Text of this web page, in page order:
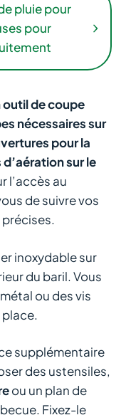
pluie pour
pour
outil de coupe
nécessaires sur
pour la
sur le
l’accès au
de suivre vos
inoxydable sur
du baril. Vous
ou des vis
supplémentaire
des ustensiles,
ou un plan de
Fixez-le